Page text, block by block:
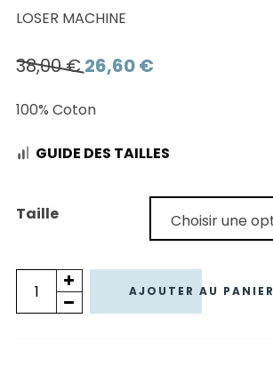
LOSER MACHINE
38,00€ Le
initial
26,60€Le
100% Coton
GUIDE DES TAILLES
Taille
quantité
de
AJOUTER AU PANIER